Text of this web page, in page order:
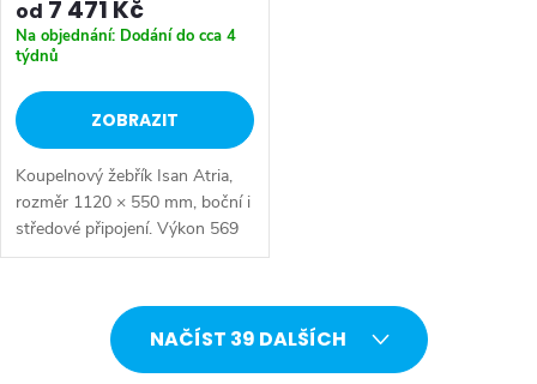
od 7 471 Kč
Na objednání: Dodání do cca 4
týdnů
ZOBRAZIT
Koupelnový žebřík Isan Atria,
rozměr 1120 × 550 mm, boční i
středové připojení. Výkon 569
W. Dostupné rozměry 800x550
NAČÍST 39 DALŠÍCH